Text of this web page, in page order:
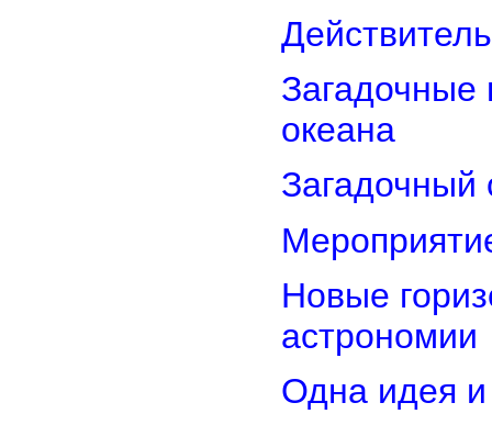
Загадочные
океана
Загадочный
Новые
астрономии
Одна идея и